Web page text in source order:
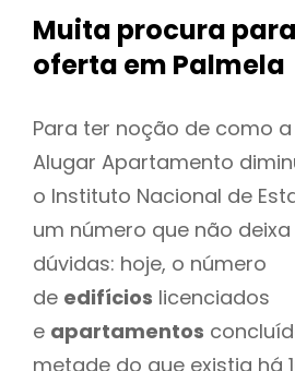
Muita procura
oferta em Palmela
Para ter noção de como a
Alugar Apartamento
o Instituto Nacional de
um número que não
dúvidas: hoje, o número
de edifícios licenciados
e apartamentos
metade do que existia há